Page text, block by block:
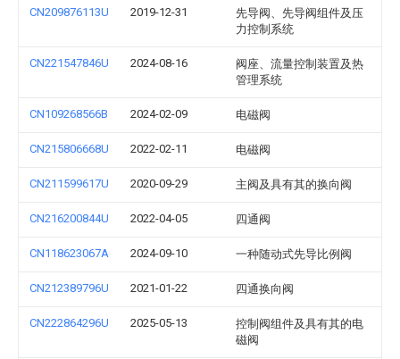
CN209876113U 2019-12-31
先导阀、先导阀组件及压
力控制系统
CN221547846U 2024-08-16
阀座、流量控制装置及热
管理系统
CN109268566B 2024-02-09 电磁阀
CN215806668U 2022-02-11 电磁阀
CN211599617U 2020-09-29 主阀及具有其的换向阀
CN216200844U 2022-04-05 四通阀
CN118623067A 2024-09-10 一种随动式先导比例阀
CN212389796U 2021-01-22 四通换向阀
CN222864296U 2025-05-13
控制阀组件及具有其的电
磁阀